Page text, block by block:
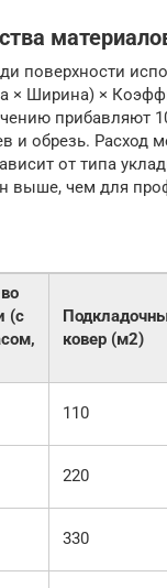
поверхности
× Ширина) ×
прибавляют
и обрезь. Расход
от типа
выше, чем для
(с
ковер (м2)
110
220
330